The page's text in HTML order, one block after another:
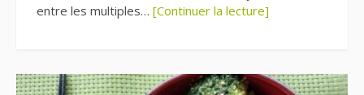
entre les multiples… [Continuer la lecture]